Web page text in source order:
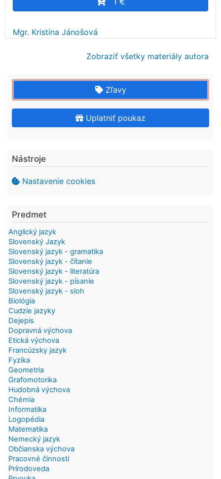
Mgr. Kristína Jánošová
Zobraziť všetky materiály autora
Zľavy
Uplatniť poukaz
Nástroje
Nastavenie cookies
Predmet
Anglický jazyk
Slovenský Jazyk
Slovenský jazyk - gramatika
Slovenský jazyk - čítanie
Slovenský jazyk - literatúra
Slovenský jazyk - písanie
Slovenský jazyk - sloh
Biológia
Cudzie jazyky
Dejepis
Dopravná výchova
Etická výchova
Francúzsky jazyk
Fyzika
Geometria
Grafomotorika
Hudobná výchova
Chémia
Informatika
Logopédia
Matematika
Nemecký jazyk
Občianska výchova
Pracovné činnosti
Prírodoveda